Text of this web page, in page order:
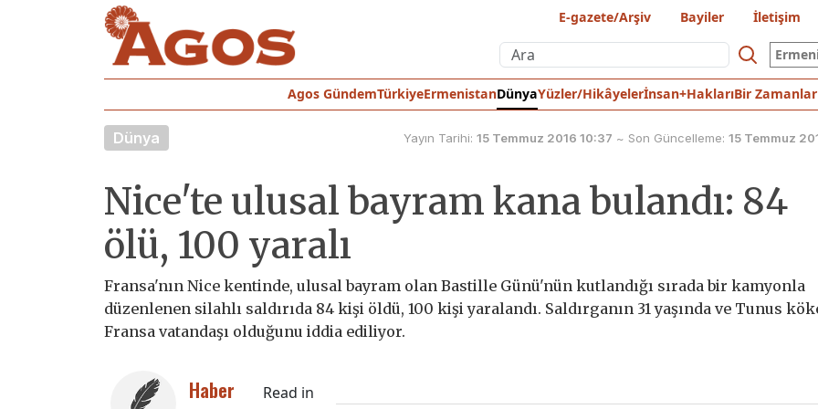
E-gazete/Arşiv Bayiler İletişim
Agos GündemTürkiyeErmenistanDünyaYüzler/Hikâyelerİnsan+HaklarıBir Zamanlar
Dünya Yayın Tarihi: 15 Temmuz 2016 10:37 ~ Son Güncelleme: 15 Temmuz
Nice'te ulusal bayram kana bulandı: 84
ölü, 100 yaralı
Fransa'nın Nice kentinde, ulusal bayram olan Bastille Günü'nün kutlandığı sırada bir kamyonla
düzenlenen silahlı saldırıda 84 kişi öldü, 100 kişi yaralandı. Saldırganın 31 yaşında ve Tunus
Fransa vatandaşı olduğunu iddia ediliyor.
Haber
Read in